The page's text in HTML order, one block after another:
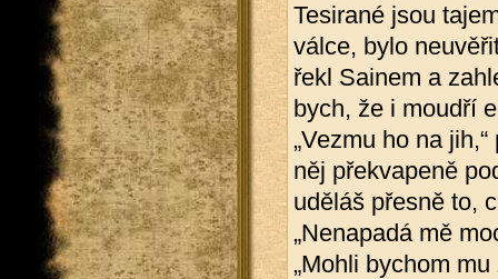
Tesirané jsou
válce, bylo
řekl Sainem a
bych, že i moudří
„Vezmu ho na
něj překvapeně
uděláš přesně to,
„Nenapadá mě
„Mohli bychom